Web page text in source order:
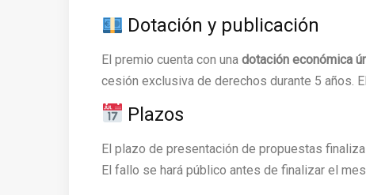
Dotación y publicación
El premio cuenta con una dotación económica
cesión exclusiva de derechos durante 5 años.
Plazos
El plazo de presentación de propuestas
El fallo se hará público antes de finalizar el